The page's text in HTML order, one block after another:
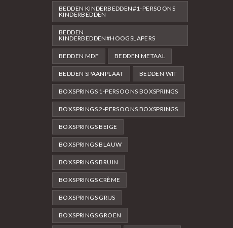
BEDDEN KINDERBEDDEN#1-PERSOONS
KINDERBEDDEN
BEDDEN
KINDERBEDDEN#HOOGSLAPERS
BEDDEN MDF BEDDEN METAAL
BEDDEN SPAANPLAAT BEDDEN WIT
BOXSPRINGS 1-PERSOONS BOXSPRINGS
BOXSPRINGS 2-PERSOONS BOXSPRINGS
BOXSPRINGS BEIGE
BOXSPRINGS BLAUW
BOXSPRINGS BRUIN
BOXSPRINGS CRÈME
BOXSPRINGS GRIJS
BOXSPRINGS GROEN